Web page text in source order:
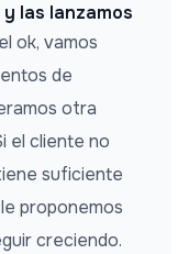
las lanzamos
ok, vamos
de
otra
el cliente no
suficiente
proponemos
creciendo.